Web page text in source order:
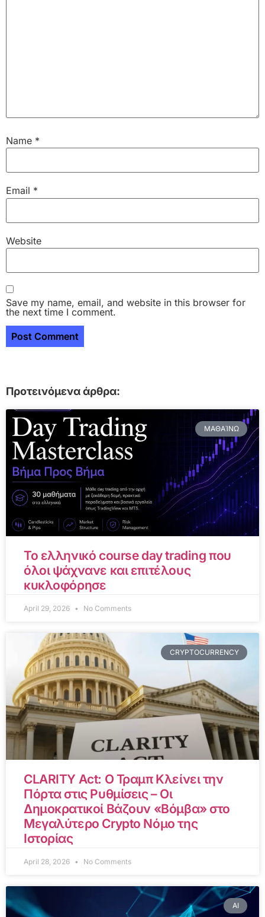
Name *
Email *
Website
Save my name, email, and website in this browser for
the next time I comment.
Προτεινόμενα άρθρα:
ΜΑΘΑΊΝΩ
Το ελληνικό course day trading που
όλοι ψάχνανε και επιτέλους
κυκλοφόρησε
April 29, 2026 No Comments
CRYPTOCURRENCY
CLARITY Act: Ο Τραμπ Κλείνει την
Πόρτα στις Ρυθμίσεις – Οι
Δημοκρατικοί Βάζουν «Βόμβα» στο
Μεγαλύτερο Crypto Νόμο της
Ιστορίας
April 28, 2026 No Comments
AI